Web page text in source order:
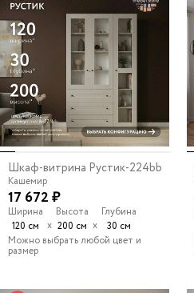
Шкаф-витрина Рустик-224bb
Кашемир
17 672 ₽
Ширина
120 см
х
Высота
200 см х
Глубина
30 см
Можно выбрать любой цвет и
размер